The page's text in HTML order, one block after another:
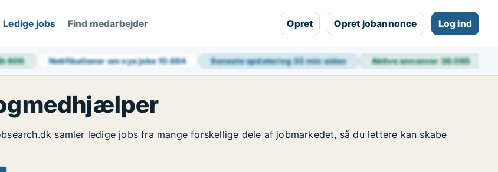
Ledige jobs Find medarbejder Opret Opret jobannonce Log ind
606 Notifikationer om nye jobs10.684 Seneste opdatering33 min siden Aktive annoncer 36.085
samler ledige jobs fra mange forskellige dele af jobmarkedet, så du lettere kan skabe